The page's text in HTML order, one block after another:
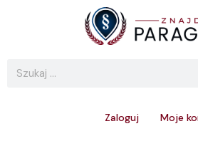
Search
Zaloguj Moje